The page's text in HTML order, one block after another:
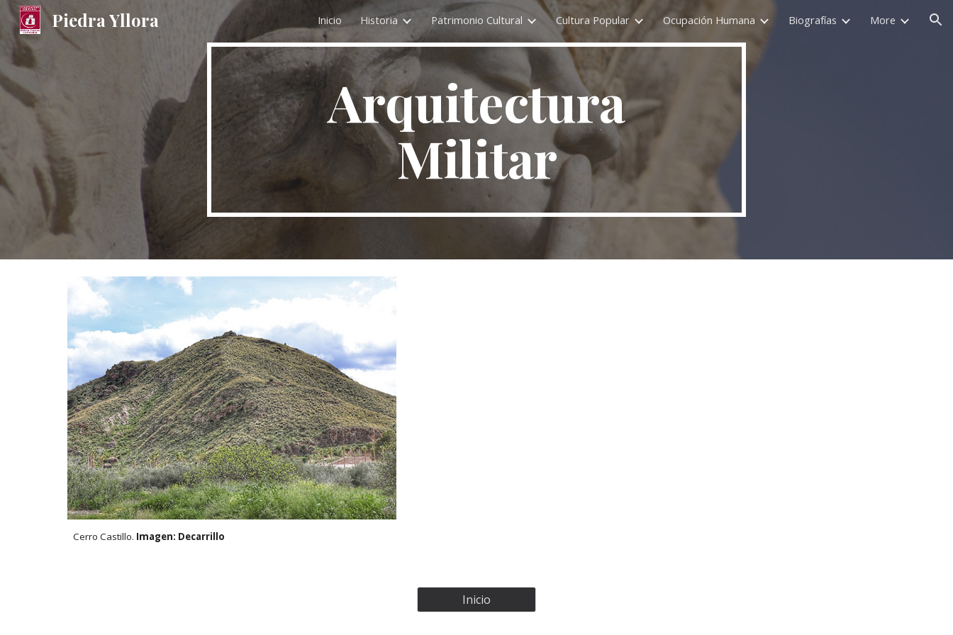
Skip to main content Skip to navigation
Piedra Yllora Inicio Historia Patrimonio Cultural Cultura Popular Ocupación Humana Biografías More
Arquitectura
Militar
Cerro Castillo. Imagen: Decarrillo
Inicio